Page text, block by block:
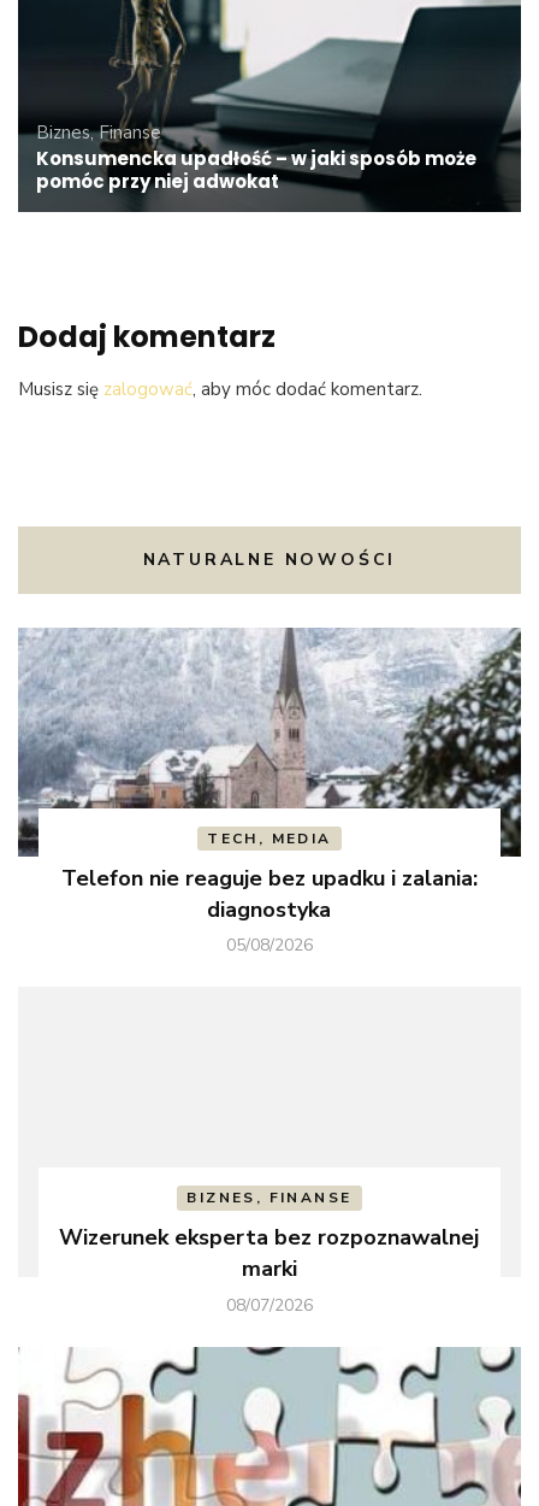
Biznes, Finanse
Konsumencka upadłość – w jaki sposób może
pomóc przy niej adwokat
Dodaj komentarz
Musisz się zalogować, aby móc dodać komentarz.
NATURALNE NOWOŚCI
TECH, MEDIA
Telefon nie reaguje bez upadku i zalania:
diagnostyka
05/08/2026
BIZNES, FINANSE
Wizerunek eksperta bez rozpoznawalnej
marki
08/07/2026